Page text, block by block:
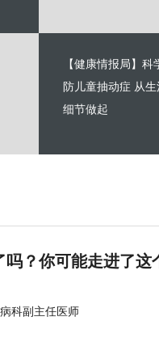
【健康情报局】科
防儿童抽动症 从生
细节做起
吗？你可能走进了这
科副主任医师